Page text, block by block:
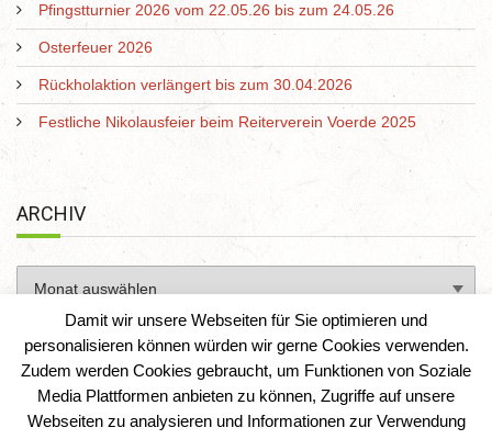
Pfingstturnier 2026 vom 22.05.26 bis zum 24.05.26
Osterfeuer 2026
Rückholaktion verlängert bis zum 30.04.2026
Festliche Nikolausfeier beim Reiterverein Voerde 2025
ARCHIV
Damit wir unsere Webseiten für Sie optimieren und
personalisieren können würden wir gerne Cookies verwenden.
Zudem werden Cookies gebraucht, um Funktionen von Soziale
Media Plattformen anbieten zu können, Zugriffe auf unsere
Webseiten zu analysieren und Informationen zur Verwendung